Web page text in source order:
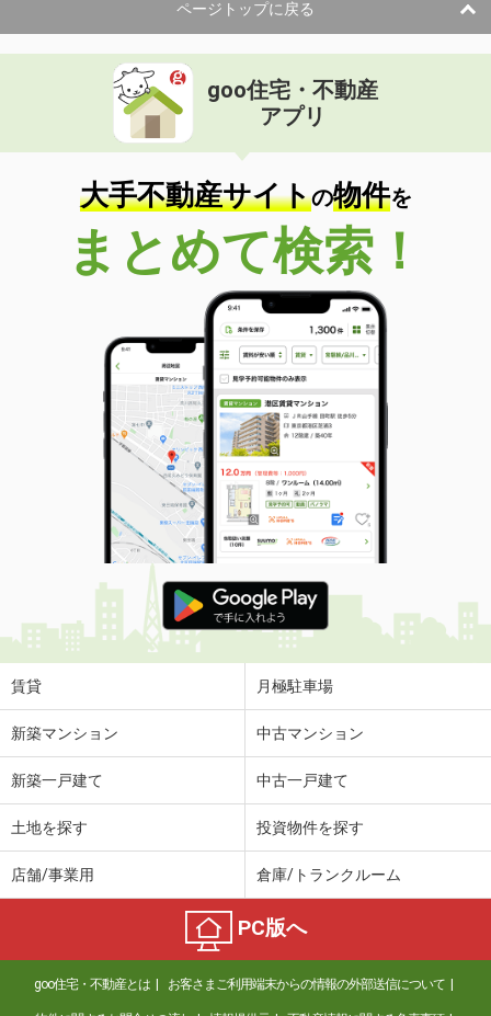
ページトップに戻る
goo住宅・不動産
アプリ
大手不動産サイトの物件を
まとめて検索！
賃貸 月極駐車場
新築マンション 中古マンション
新築一戸建て 中古一戸建て
土地を探す 投資物件を探す
店舗/事業用 倉庫/トランクルーム
PC版へ
goo住宅・不動産とは お客さまご利用端末からの情報の外部送信について